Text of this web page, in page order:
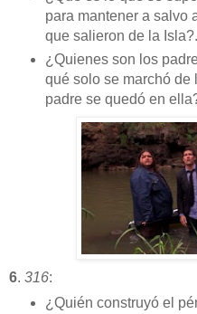
para mantener a salvo
que salieron de la Isla?.
¿Quienes son los
qué solo se marchó de
padre se quedó en
6. 316:
¿Quién construyó el